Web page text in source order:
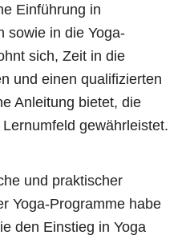
Einführung in
sowie in die Yoga-
sich, Zeit in die
und einen qualifizierten
Anleitung bietet, die
gewährleistet.
und praktischer
Yoga-Programme habe
den Einstieg in Yoga